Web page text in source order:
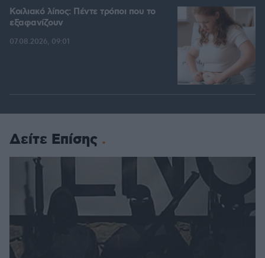
Κοιλιακό λίπος: Πέντε τρόποι που το
εξαφανίζουν
07.08.2026, 09:01
Δείτε Επίσης